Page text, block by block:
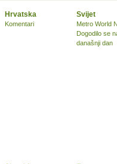
Hrvatska
Komentari
Svijet
Metro World
Dogodilo se
današnji dan